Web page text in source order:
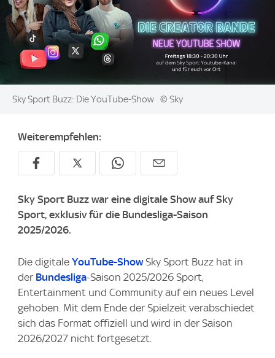
Image:
Sky Sport Buzz: Die YouTube-Show © Sky
Weiterempfehlen:
Sky Sport Buzz war eine digitale Show auf Sky
Sport, exklusiv für die Bundesliga-Saison
2025/2026.
Die digitale YouTube-ShowSky Sport Buzz hat in
der Bundesliga-Saison 2025/2026 Sport,
Entertainment und Community auf ein neues Level
gehoben. Mit dem Ende der Spielzeit verabschiedet
sich das Format offiziell und wird in der Saison
2026/2027 nicht fortgesetzt.